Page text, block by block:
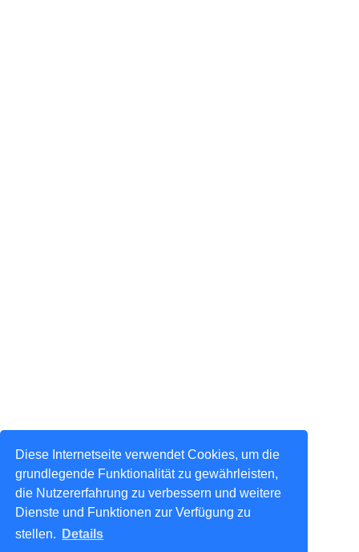
Diese Internetseite verwendet Cookies, um die
grundlegende Funktionalität zu gewährleisten,
die Nutzererfahrung zu verbessern und weitere
Dienste und Funktionen zur Verfügung zu
stellen.
Details